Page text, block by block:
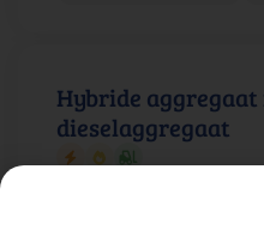
Hybride
dieselaggregaat